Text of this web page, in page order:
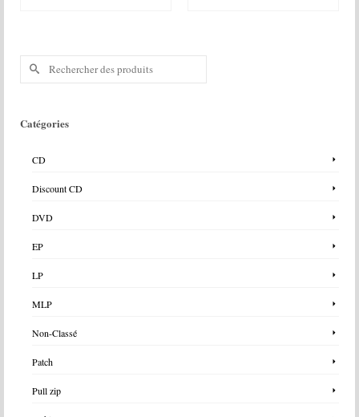
Rechercher :
Catégories
CD
Discount CD
DVD
EP
LP
MLP
Non-Classé
Patch
Pull zip